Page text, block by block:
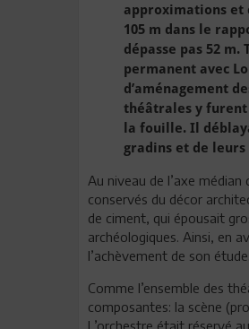
approximations et
105 m dans le
dépasse pas 52
permanent avec
d’aménagement
théâtrales y furent
la fouille. Il
gradins et de leurs
Au niveau de l’axe
conservés du décor
de ciment, qui épousait
archéologiques. Ainsi, en
l’achèvement de son étude.
Comme l’ensemble des
composantes: la scène
L’orchestre était réservé